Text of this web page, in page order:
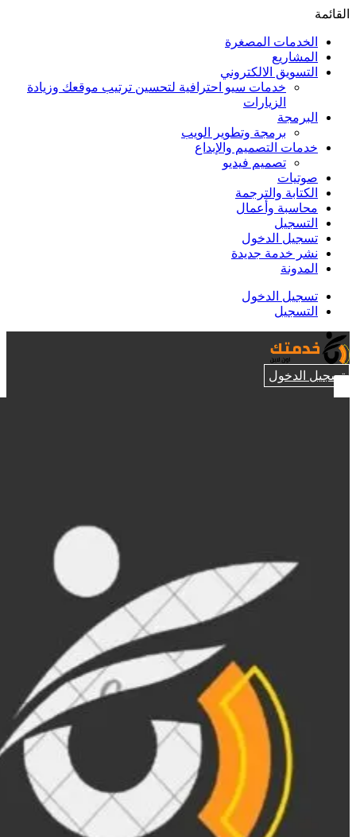
القائمة
الخدمات المصغرة
المشاريع
التسويق الالكتروني
خدمات سيو احترافية لتحسين ترتيب موقعك وزيادة
الزيارات
البرمجة
برمجة وتطوير الويب
خدمات التصميم والإبداع
تصميم فيديو
صوتيات
الكتابة والترجمة
محاسبة وأعمال
التسجيل
تسجيل الدخول
نشر خدمة جديدة
المدونة
تسجيل الدخول
التسجيل
تسجيل الدخول